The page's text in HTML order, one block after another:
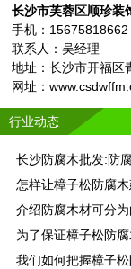
长沙市芙蓉区顺珍装
手机：15675818662
联系人：吴经理
地址：长沙市开福区
网址：
行业动态
长沙防腐木批发:防
怎样让樟子松防腐
介绍防腐木材可分
为了保证樟子松防
我们如何把握樟子